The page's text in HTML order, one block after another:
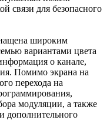
связи для безопасного
широким
вариантами цвета
о канале,
Помимо экрана на
перехода на
модуляции, а также
дополнительного